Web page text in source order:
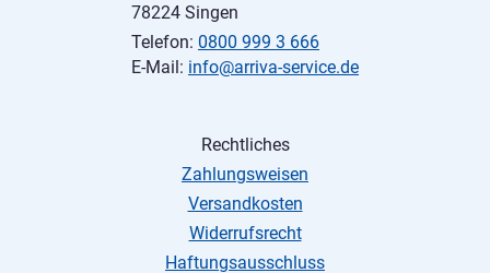
78224 Singen
Telefon: 0800 999 3 666
E-Mail: info@arriva-service.de
Rechtliches
Zahlungsweisen
Versandkosten
Widerrufsrecht
Haftungsausschluss